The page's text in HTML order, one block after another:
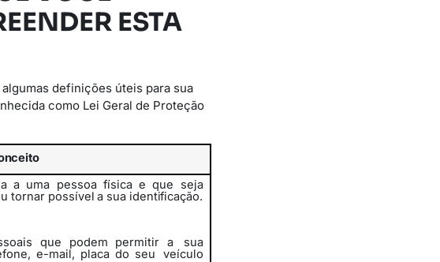
ESTA
definições úteis para sua
como Lei Geral de Proteção
a uma pessoa física e que seja
tornar possível a sua identificação.
que podem permitir a
sua
e-mail, placa do seu
veículo